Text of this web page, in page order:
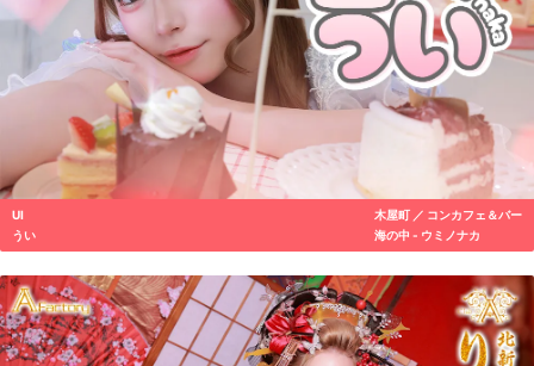
UI
うい
木屋町 ／ コンカフェ＆バー
海の中 - ウミノナカ